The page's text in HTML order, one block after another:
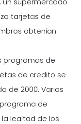
tarjetas de
obtenian
programas de
de credito se
de 2000. Varias
de
lealtad de los